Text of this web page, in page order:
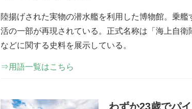
陸揚げされた実物の潜水艦を利用した博物館。乗
活の一部が再現されている。正式名称は「海上自
などに関する史料を展示している。
⇒用語一覧はこちら
わずか23歳でパ